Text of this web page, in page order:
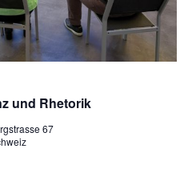
und Rhetorik
67